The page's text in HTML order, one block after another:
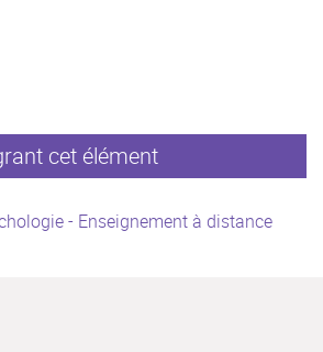
cet élément
- Enseignement à distance